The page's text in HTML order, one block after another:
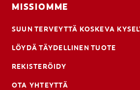
MISSIOMME
SUUN TERVEYTTÄ KOSKEVA
LÖYDÄ TÄYDELLINEN TUOTE
REKISTERÖIDY
OTA YHTEYTTÄ